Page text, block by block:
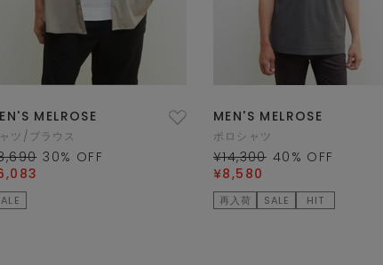
MELROSE
ツ/ブラウス
30% OFF
MEN'S MELROSE
ポロシャツ
¥14,300 40 % OFF
¥8,580
再入荷 SALE HIT